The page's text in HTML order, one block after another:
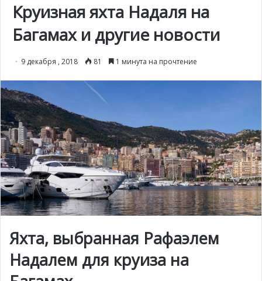
Круизная яхта Надаля на
Багамах и другие новости
9 декабря , 2018 81 1 минута на прочтение
Яхта, выбранная Рафаэлем
Надалем для круиза на